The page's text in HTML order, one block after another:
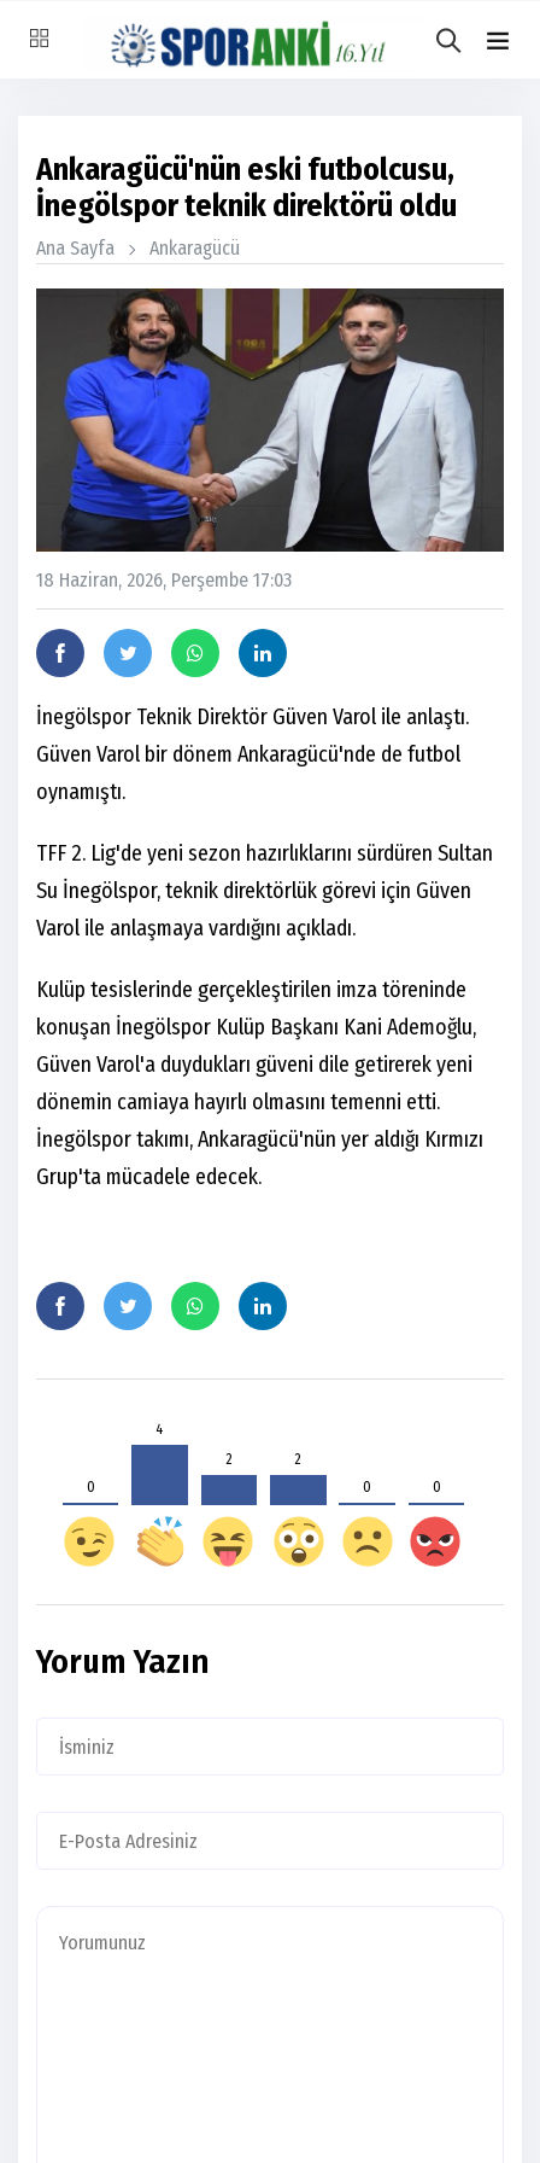
Ankaragücü'nün eski futbolcusu,
İnegölspor teknik direktörü oldu
Ana Sayfa Ankaragücü
18 Haziran, 2026, Perşembe 17:03
İnegölspor Teknik Direktör Güven Varol ile anlaştı.
Güven Varol bir dönem Ankaragücü'nde de futbol
oynamıştı.
TFF 2. Lig'de yeni sezon hazırlıklarını sürdüren Sultan
Su İnegölspor, teknik direktörlük görevi için Güven
Varol ile anlaşmaya vardığını açıkladı.
Kulüp tesislerinde gerçekleştirilen imza töreninde
konuşan İnegölspor Kulüp Başkanı Kani Ademoğlu,
Güven Varol'a duydukları güveni dile getirerek yeni
dönemin camiaya hayırlı olmasını temenni etti.
İnegölspor takımı, Ankaragücü'nün yer aldığı Kırmızı
Grup'ta mücadele edecek.
0
4
2
2
0
0
Yorum Yazın